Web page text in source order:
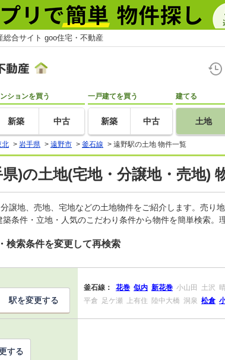
総合サイト goo住宅・不動産
ションを買う
新築 中古
一戸建てを買う
新築 中古
建てる
土地
北 > 岩手県 > 遠野市 > 釜石線 > 遠野駅の土地 物件一覧
)の土地(宅地・分譲地・売地)
譲地、売地、宅地などの土地物件をご紹介します。売り
条件・立地・人気のこだわり条件から物件を簡単検索。
検索条件を変更して再検索
釜石線： 花巻 似内 新花巻 小山田 土沢
平倉 足ケ瀬 上有住 陸中大橋 洞泉 松倉
駅を変更する
する